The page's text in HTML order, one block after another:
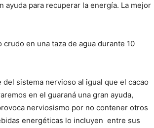
ayuda para recuperar la energía. La mejor
en una taza de agua durante 10
sistema nervioso al igual que el cacao
en el guaraná una gran ayuda,
nerviosismo por no contener otros
energéticas lo incluyen entre sus